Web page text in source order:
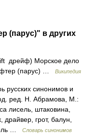
(парус)" в других
дрейф) Морское дело
(парус) …
Википедия
русских синонимов и
ред. Н. Абрамова, М.:
лисель, штаковина,
грот, балун,
…
Словарь синонимов